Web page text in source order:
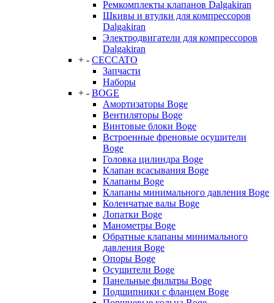
Ремкомплекты клапанов Dalgakiran
Шкивы и втулки для компрессоров
Dalgakiran
Электродвигатели для компрессоров
Dalgakiran
+ - CECCATO
Запчасти
Наборы
+ - BOGE
Амортизаторы Boge
Вентиляторы Boge
Винтовые блоки Boge
Встроенные френовые осушители
Boge
Головка цилиндра Boge
Клапан всасывания Boge
Клапаны Boge
Клапаны минимального давления Boge
Коленчатые валы Boge
Лопатки Boge
Манометры Boge
Обратные клапаны минимального
давления Boge
Опоры Boge
Осушители Boge
Панельные фильтры Boge
Подшипники с фланцем Boge